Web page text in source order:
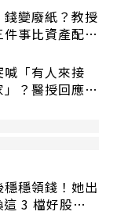
變廢紙？教授
事比資產配置
「有人來接
？醫授回應方
穩穩領錢！她出
3 檔好股：